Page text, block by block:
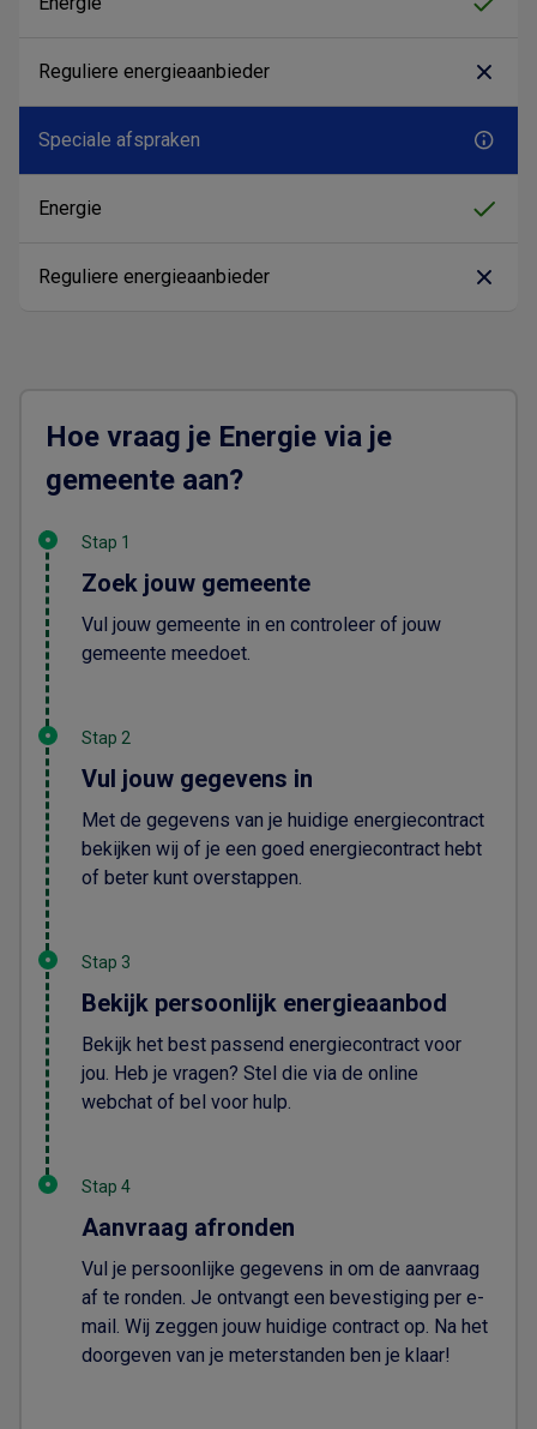
Speciale afspraken
Hoe vraag je Energie via je
gemeente aan?
Stap 1
Zoek jouw gemeente
Vul jouw gemeente in en controleer of jouw
gemeente meedoet.
Stap 2
Vul jouw gegevens in
Met de gegevens van je huidige energiecontract
bekijken wij of je een goed energiecontract hebt
of beter kunt overstappen.
Stap 3
Bekijk persoonlijk energieaanbod
Bekijk het best passend energiecontract voor
jou. Heb je vragen? Stel die via de online
webchat of bel voor hulp.
Stap 4
Aanvraag afronden
Vul je persoonlijke gegevens in om de aanvraag
af te ronden. Je ontvangt een bevestiging per e-
mail. Wij zeggen jouw huidige contract op. Na het
doorgeven van je meterstanden ben je klaar!